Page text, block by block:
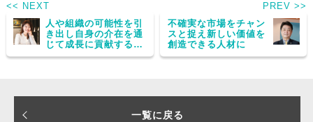
<< NEXT
人や組織の可能性を引
き出し自身の介在を通
じて成長に貢献するこ
と
PREV >>
不確実な市場をチャン
スと捉え新しい価値を
創造できる人材に
一覧に戻る